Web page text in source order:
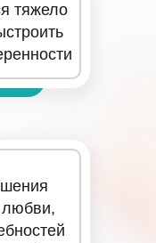
тяжело
любви,